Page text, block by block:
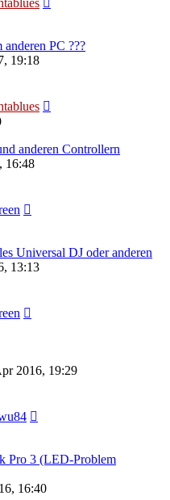
PC ???
19:18
anderen Controllern
16:48
Universal DJ oder anderen
13:13
2016, 19:29
Pro 3 (LED-Problem
16:40